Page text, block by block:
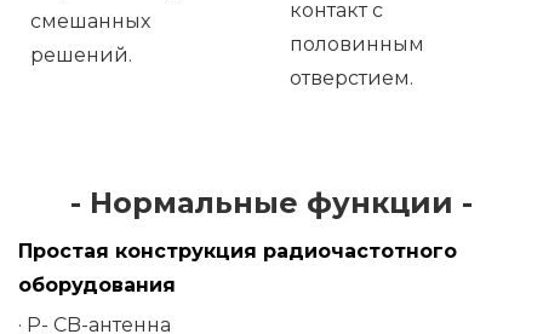
смешанных
решений.
контакт с
половинным
отверстием.
- Нормальные функции -
Простая конструкция радиочастотного
оборудования
· P- CB-антенна